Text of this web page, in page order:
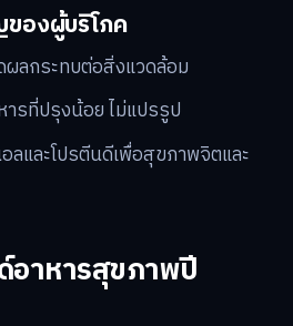
ของผู้บริโภค
ลกระทบต่อสิ่งแวดล้อม
รที่ปรุงน้อย ไม่แปรรูป
ลและโปรตีนดีเพื่อสุขภาพจิตและ
อาหารสุขภาพปี